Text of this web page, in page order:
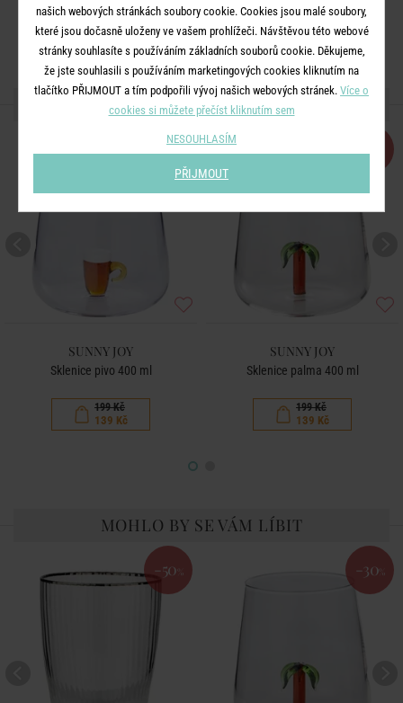
DALŠÍ PRODUKTY ZE SÉRIE
-30%
SUNNY JOY
Sklenice pivo 400 ml
199 Kč
139 Kč
-30
SUNNY JOY
Sklenice palma 400 ml
199 Kč
139 Kč
MOHLO BY SE VÁM LÍBIT
-50 % -30 %
našich webových stránkách soubory cookie. Cookies jsou malé soubory,
které jsou dočasně uloženy ve vašem prohlížeči. Návštěvou této webové
stránky souhlasíte s používáním základních souborů cookie. Děkujeme,
že jste souhlasili s používáním marketingových cookies kliknutím na
tlačítko PŘIJMOUT a tím podpořili vývoj našich webových stránek. Více o
cookies si můžete přečíst kliknutím sem
NESOUHLASÍM
PŘIJMOUT